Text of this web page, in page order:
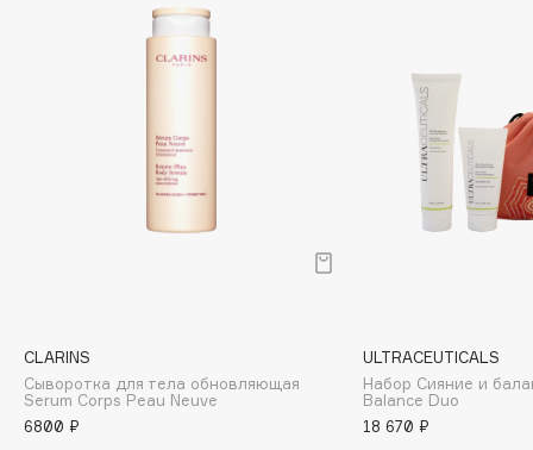
Byredo
CLARINS
Сыворотка для тела обновляющая
Serum Corps Peau Neuve
6800 ₽
ULTRACEUTICALS
Набор Сияние и
Balance Duo
18 670 ₽